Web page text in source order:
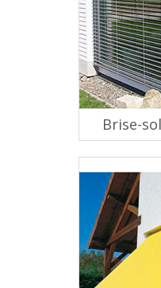
Brise-